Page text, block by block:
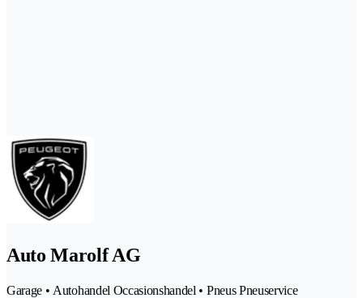
Auto Marolf AG
Garage • Autohandel Occasionshandel • Pneus Pneuservice